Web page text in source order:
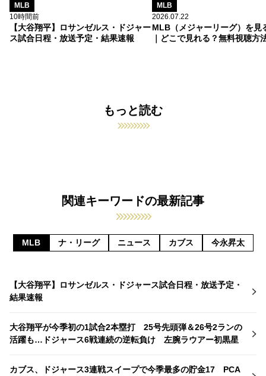
MLB
10時間前
【大谷翔平】ロサンゼルス・ドジャー
ス試合日程・放送予定・結果速報
MLB
2026.07.22
MLB（メジャーリーグ）を見
｜どこで見れる？無料視聴方
もっと読む
関連キーワードの最新記事
MLB ナ・リーグ ニュース カブス 今永昇太
【大谷翔平】ロサンゼルス・ドジャース試合日程・放送予定・
結果速報
大谷翔平が今季初の1試合2本塁打 25号先頭弾＆26号2ランの
活躍も…ドジャース6戦連続の逆転負け 左腕ラウアー初黒星
カブス、ドジャース3連戦スイープで今季最多の貯金17 PCA